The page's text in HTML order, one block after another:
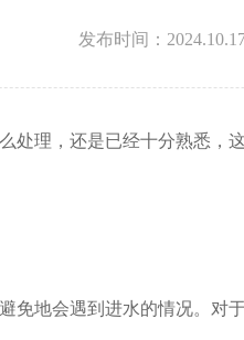
发布时间：
理，还是已经十分熟悉，
地会遇到进水的情况。对